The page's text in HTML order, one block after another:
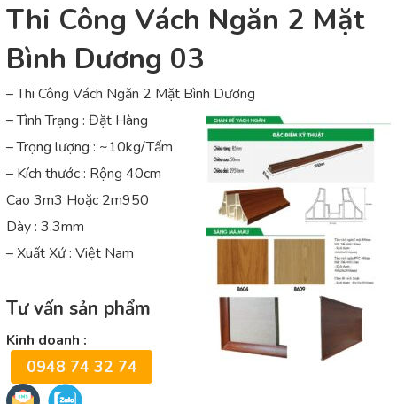
Thi Công Vách Ngăn 2 Mặt
Bình Dương 03
– Thi Công Vách Ngăn 2 Mặt Bình Dương
– Tình Trạng : Đặt Hàng
– Trọng lượng : ~10kg/Tấm
– Kích thước : Rộng 40cm
Cao 3m3 Hoặc 2m950
Dày : 3.3mm
– Xuất Xứ : Việt Nam
Tư vấn sản phẩm
Kinh doanh :
0948 74 32 74